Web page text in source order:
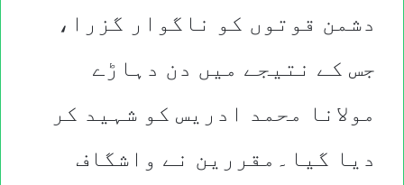
دشمن قوتوں کو ناگوار گزرا،
جس کے نتیجے میں دن دہاڑے
مولانا محمد ادریس کو شہید کر
دیا گیا۔مقررین نے واشگاف